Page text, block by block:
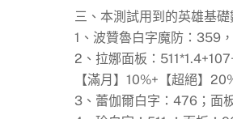
三、本測試用到的英雄基
1、波贊魯白字魔防：359
2、拉娜面板：
【滿月】10%+【超絕】
3、蕾伽爾白字：476；面